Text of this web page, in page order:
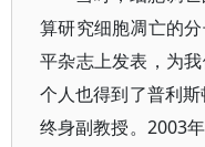
算研究细胞凋亡的
平杂志上发表，为
个人也得到了普利
终身副教授。2003